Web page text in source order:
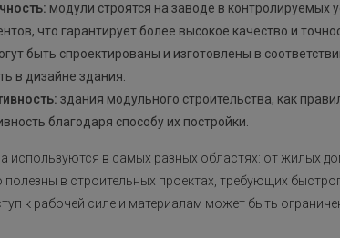
модули строятся на заводе в контролируемых
что гарантирует более высокое качество и
быть спроектированы и изготовлены в
в дизайне здания.
здания модульного строительства, как
благодаря способу их постройки.
используются в самых разных областях: от жилых
в строительных проектах, требующих
к рабочей силе и материалам может быть